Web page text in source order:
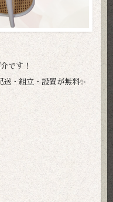
です！
・組立・設置が無料✨